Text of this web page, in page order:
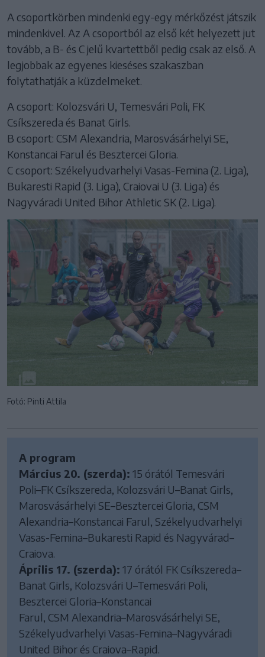
A csoportkörben mindenki egy-egy mérkőzést játszik
mindenkivel. Az A csoportból az első két helyezett jut
tovább, a B- és C jelű kvartettből pedig csak az első. A
legjobbak az egyenes kieséses szakaszban
folytathatják a küzdelmeket.
A csoport: Kolozsvári U, Temesvári Poli, FK
Csíkszereda és Banat Girls.
B csoport: CSM Alexandria, Marosvásárhelyi SE,
Konstancai Farul és Besztercei Gloria.
C csoport: Székelyudvarhelyi Vasas-Femina (2. Liga),
Bukaresti Rapid (3. Liga), Craiovai U (3. Liga) és
Nagyváradi United Bihor Athletic SK (2. Liga).
Fotó: Pinti Attila
A program
Március 20. (szerda): 15 órától Temesvári
Poli–FK Csíkszereda, Kolozsvári U–Banat Girls,
Marosvásárhelyi SE–Besztercei Gloria, CSM
Alexandria–Konstancai Farul, Székelyudvarhelyi
Vasas-Femina–Bukaresti Rapid és Nagyvárad–
Craiova.
Április 17. (szerda): 17 órától FK Csíkszereda–
Banat Girls, Kolozsvári U–Temesvári Poli,
Besztercei Gloria–Konstancai
Farul, CSM Alexandria–Marosvásárhelyi SE,
Székelyudvarhelyi Vasas-Femina–Nagyváradi
United Bihor és Craiova–Rapid.